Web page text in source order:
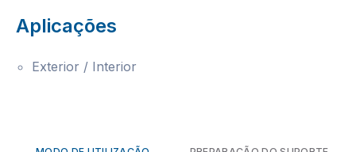
Aplicações
Exterior / Interior